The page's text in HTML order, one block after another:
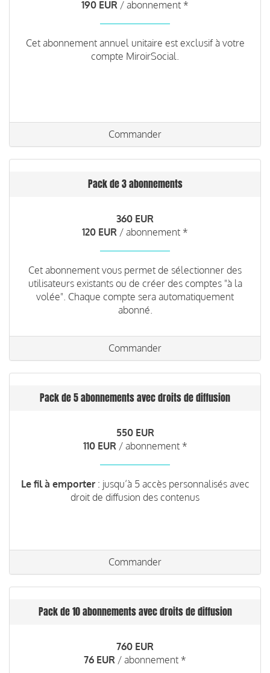
190 EUR / abonnement *
Cet abonnement annuel unitaire est exclusif à votre
compte MiroirSocial.
Commander
Pack de 3 abonnements
360 EUR
120 EUR / abonnement *
Cet abonnement vous permet de sélectionner des
utilisateurs existants ou de créer des comptes "à la
volée". Chaque compte sera automatiquement
abonné.
Commander
Pack de 5 abonnements avec droits de diffusion
550 EUR
110 EUR / abonnement *
Le fil à emporter: jusqu’à 5 accès personnalisés avec
droit de diffusion des contenus
Commander
Pack de 10 abonnements avec droits de diffusion
760 EUR
76 EUR / abonnement *